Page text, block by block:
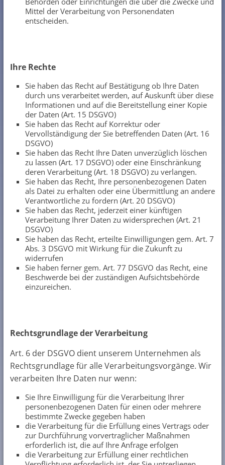
Mittel der Verarbeitung von Personendaten
entscheiden.
Ihre Rechte
Sie haben das Recht auf Bestätigung ob Ihre Daten
durch uns verarbeitet werden, auf Auskunft über diese
Informationen und auf die Bereitstellung einer Kopie
der Daten (Art. 15 DSGVO)
Sie haben das Recht auf Korrektur oder
Vervollständigung der Sie betreffenden Daten (Art. 16
DSGVO)
Sie haben das Recht Ihre Daten unverzüglich löschen
zu lassen (Art. 17 DSGVO) oder eine Einschränkung
deren Verarbeitung (Art. 18 DSGVO) zu verlangen.
Sie haben das Recht, Ihre personenbezogenen Daten
als Datei zu erhalten oder eine Übermittlung an andere
Verantwortliche zu fordern (Art. 20 DSGVO)
Sie haben das Recht, jederzeit einer künftigen
Verarbeitung Ihrer Daten zu widersprechen (Art. 21
DSGVO)
Sie haben das Recht, erteilte Einwilligungen gem. Art. 7
Abs. 3 DSGVO mit Wirkung für die Zukunft zu
widerrufen
Sie haben ferner gem. Art. 77 DSGVO das Recht, eine
Beschwerde bei der zuständigen Aufsichtsbehörde
einzureichen.
Rechtsgrundlage der Verarbeitung
Art. 6 der DSGVO dient unserem Unternehmen als
Rechtsgrundlage für alle Verarbeitungsvorgänge. Wir
verarbeiten Ihre Daten nur wenn:
Sie Ihre Einwilligung für die Verarbeitung Ihrer
personenbezogenen Daten für einen oder mehrere
bestimmte Zwecke gegeben haben
die Verarbeitung für die Erfüllung eines Vertrags oder
zur Durchführung vorvertraglicher Maßnahmen
erforderlich ist, die auf Ihre Anfrage erfolgen
die Verarbeitung zur Erfüllung einer rechtlichen